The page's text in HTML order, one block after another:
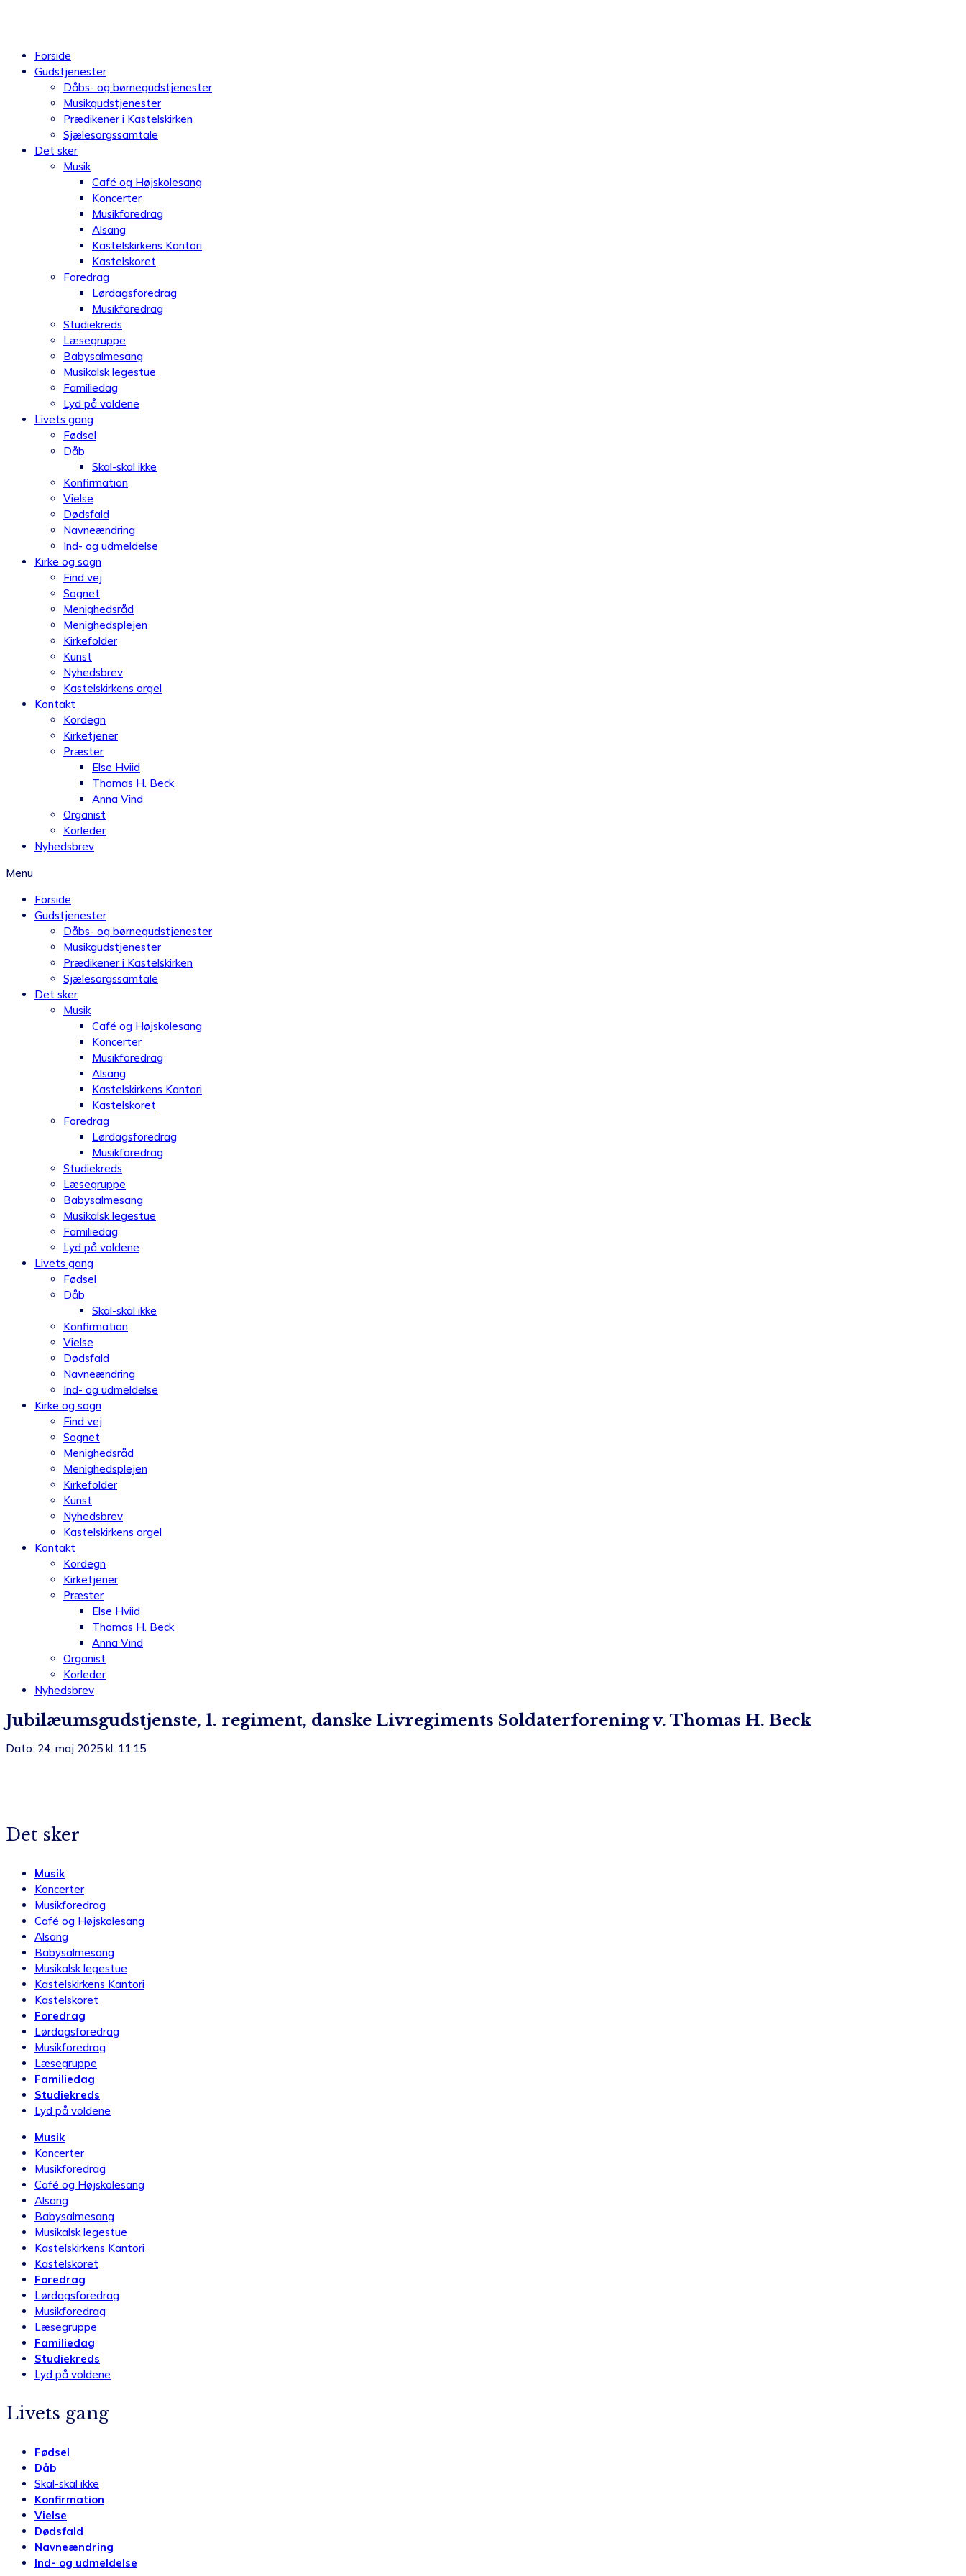
Forside
Gudstjenester
Dåbs- og børnegudstjenester
Musikgudstjenester
Prædikener i Kastelskirken
Sjælesorgssamtale
Det sker
Musik
Café og Højskolesang
Koncerter
Musikforedrag
Alsang
Kastelskirkens Kantori
Kastelskoret
Foredrag
Lørdagsforedrag
Musikforedrag
Studiekreds
Læsegruppe
Babysalmesang
Musikalsk legestue
Familiedag
Lyd på voldene
Livets gang
Fødsel
Dåb
Skal-skal ikke
Konfirmation
Vielse
Dødsfald
Navneændring
Ind- og udmeldelse
Kirke og sogn
Find vej
Sognet
Menighedsråd
Menighedsplejen
Kirkefolder
Kunst
Nyhedsbrev
Kastelskirkens orgel
Kontakt
Kordegn
Kirketjener
Præster
Else Hviid
Thomas H. Beck
Anna Vind
Organist
Korleder
Nyhedsbrev
Menu
Forside
Gudstjenester
Dåbs- og børnegudstjenester
Musikgudstjenester
Prædikener i Kastelskirken
Sjælesorgssamtale
Det sker
Musik
Café og Højskolesang
Koncerter
Musikforedrag
Alsang
Kastelskirkens Kantori
Kastelskoret
Foredrag
Lørdagsforedrag
Musikforedrag
Studiekreds
Læsegruppe
Babysalmesang
Musikalsk legestue
Familiedag
Lyd på voldene
Livets gang
Fødsel
Dåb
Skal-skal ikke
Konfirmation
Vielse
Dødsfald
Navneændring
Ind- og udmeldelse
Kirke og sogn
Find vej
Sognet
Menighedsråd
Menighedsplejen
Kirkefolder
Kunst
Nyhedsbrev
Kastelskirkens orgel
Kontakt
Kordegn
Kirketjener
Præster
Else Hviid
Thomas H. Beck
Anna Vind
Organist
Korleder
Nyhedsbrev
Jubilæumsgudstjenste, 1. regiment, danske Livregiments Soldaterforening v. Thomas H. Beck
Dato: 24. maj 2025 kl. 11:15
Det sker
Musik
Koncerter
Musikforedrag
Café og Højskolesang
Alsang
Babysalmesang
Musikalsk legestue
Kastelskirkens Kantori
Kastelskoret
Foredrag
Lørdagsforedrag
Musikforedrag
Læsegruppe
Familiedag
Studiekreds
Lyd på voldene
Musik
Koncerter
Musikforedrag
Café og Højskolesang
Alsang
Babysalmesang
Musikalsk legestue
Kastelskirkens Kantori
Kastelskoret
Foredrag
Lørdagsforedrag
Musikforedrag
Læsegruppe
Familiedag
Studiekreds
Lyd på voldene
Livets gang
Fødsel
Dåb
Skal-skal ikke
Konfirmation
Vielse
Dødsfald
Navneændring
Ind- og udmeldelse